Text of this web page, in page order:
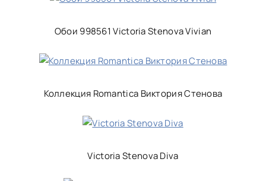
Обои 998561 Victoria Stenova Vivian
Коллекция Romantica Виктория Стенова
Victoria Stenova Diva